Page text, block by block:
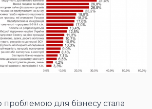
проблемою для бізнесу стала